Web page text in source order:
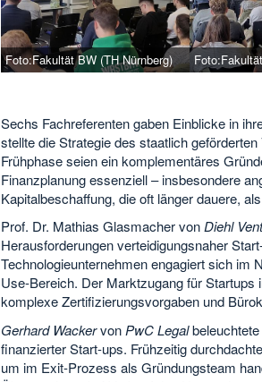
Foto:Fakultät BW (TH Nürnberg)
Sechs Fachreferenten gaben Einblicke in
stellte die Strategie des staatlich
Frühphase seien ein komplementäres
Finanzplanung essenziell – insbesondere
Kapitalbeschaffung, die oft länger dauere,
Prof. Dr. Mathias Glasmacher vonDiehl
Herausforderungen verteidigungsnaher
Technologieunternehmen engagiert sich im
Use-Bereich. Der Marktzugang für
komplexe Zertifizierungsvorgaben und
Gerhard Wackervon PwC Legalbeleuchtete
finanzierter Start-ups. Frühzeitig
um im Exit-Prozess als Gründungsteam